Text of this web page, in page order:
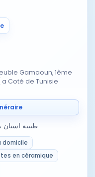
Gamaoun, 1ème
a Coté de Tunisie
طبيبة
domicile
en céramique